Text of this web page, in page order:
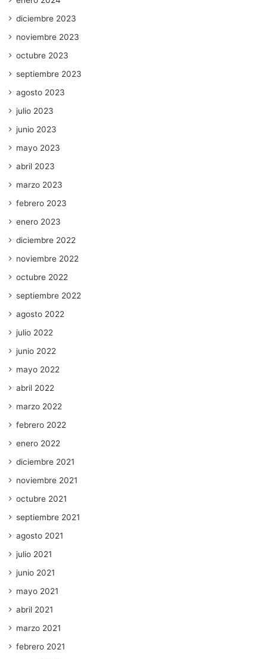
diciembre 2023
noviembre 2023
octubre 2023
septiembre 2023
agosto 2023
julio 2023
junio 2023
mayo 2023
abril 2023
marzo 2023
febrero 2023
enero 2023
diciembre 2022
noviembre 2022
octubre 2022
septiembre 2022
agosto 2022
julio 2022
junio 2022
mayo 2022
abril 2022
marzo 2022
febrero 2022
enero 2022
diciembre 2021
noviembre 2021
octubre 2021
septiembre 2021
agosto 2021
julio 2021
junio 2021
mayo 2021
abril 2021
marzo 2021
febrero 2021